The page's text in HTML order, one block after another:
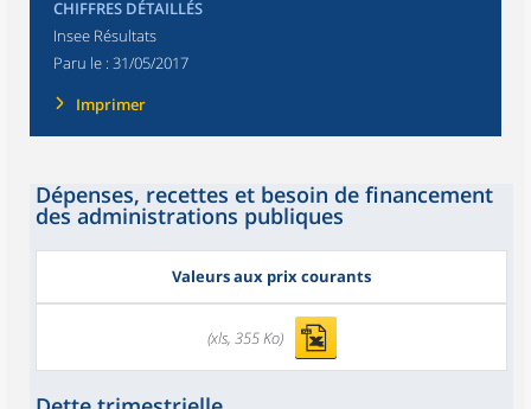
CHIFFRES DÉTAILLÉS
Insee Résultats
Paru le : 31/05/2017
Imprimer
Dépenses, recettes et besoin de financement
des administrations publiques
Valeurs aux prix courants
(xls, 355 Ko)